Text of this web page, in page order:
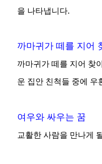
을 나타냅니다.
까마귀가 떼를 지어
까마귀가 떼를 지어 찾
운 집안 친척들 중에 우
여우와 싸우는 꿈
교활한 사람을 만나게